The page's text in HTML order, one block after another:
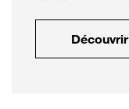
Découvrir